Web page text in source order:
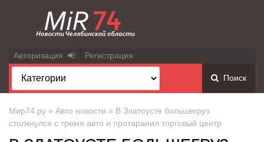
Авторизация Регистрация
Поиск
Мир74.ру » Авто новости » В Златоусте большегруз
столкнулся с тремя авто и протаранил торговый центр